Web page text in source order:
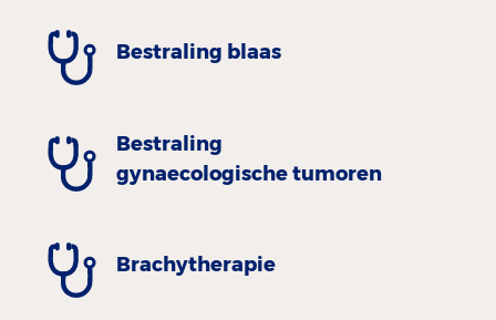
Bestraling blaas
Bestraling
gynaecologische tumoren
Brachytherapie